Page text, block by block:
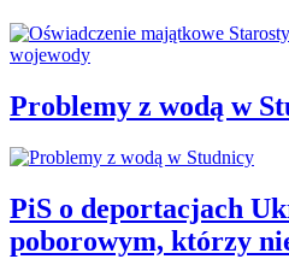
Problemy z wodą w
PiS o deportacjach
poborowym, którzy